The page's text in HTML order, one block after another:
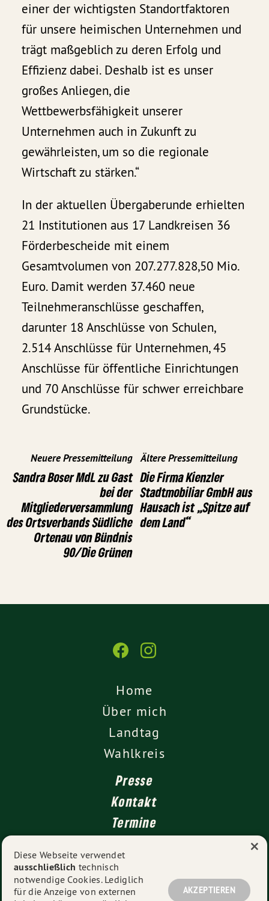
einer der wichtigsten Standortfaktoren
für unsere heimischen Unternehmen und
trägt maßgeblich zu deren Erfolg und
Effizienz dabei. Deshalb ist es unser
großes Anliegen, die
Wettbewerbsfähigkeit unserer
Unternehmen auch in Zukunft zu
gewährleisten, um so die regionale
Wirtschaft zu stärken.“
In der aktuellen Übergaberunde erhielten
21 Institutionen aus 17 Landkreisen 36
Förderbescheide mit einem
Gesamtvolumen von 207.277.828,50 Mio.
Euro. Damit werden 37.460 neue
Teilnehmeranschlüsse geschaffen,
darunter 18 Anschlüsse von Schulen,
2.514 Anschlüsse für Unternehmen, 45
Anschlüsse für öffentliche Einrichtungen
und 70 Anschlüsse für schwer erreichbare
Grundstücke.
Neuere Pressemitteilung
Sandra Boser MdL zu Gast
bei der
Mitgliederversammlung
des Ortsverbands Südliche
Ortenau von Bündnis
90/Die Grünen
Ältere Pressemitteilung
Die Firma Kienzler
Stadtmobiliar GmbH aus
Hausach ist „Spitze auf
dem Land“
Home
Über mich
Landtag
Wahlkreis
Presse
Kontakt
Termine
Impressum
Datenschutz
Diese Webseite verwendet
ausschließlich technisch
notwendige Cookies. Lediglich
für die Anzeige von externen
AKZEPTIEREN
×